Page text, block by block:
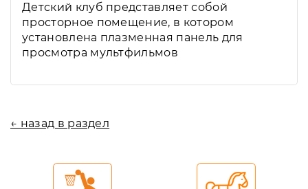
Детский клуб представляет собой
просторное помещение, в котором
установлена плазменная панель для
просмотра мультфильмов
← назад в раздел